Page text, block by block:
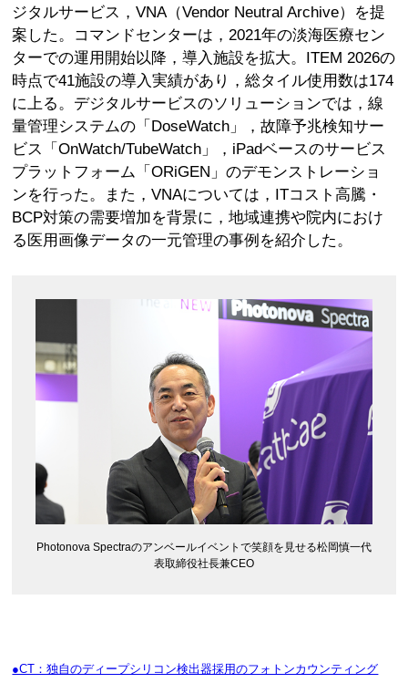
ジタルサービス，VNA（Vendor Neutral Archive）を提
案した。コマンドセンターは，2021年の淡海医療セン
ターでの運用開始以降，導入施設を拡大。ITEM 2026の
時点で41施設の導入実績があり，総タイル使用数は174
に上る。デジタルサービスのソリューションでは，線
量管理システムの「DoseWatch」，故障予兆検知サー
ビス「OnWatch/TubeWatch」，iPadベースのサービス
プラットフォーム「ORiGEN」のデモンストレーショ
ンを行った。また，VNAについては，ITコスト高騰・
BCP対策の需要増加を背景に，地域連携や院内におけ
る医用画像データの一元管理の事例を紹介した。
Photonova Spectraのアンベールイベントで笑顔を見せる松岡慎一代
表取締役社長兼CEO
●CT：独自のディープシリコン検出器採用のフォトンカウンティング